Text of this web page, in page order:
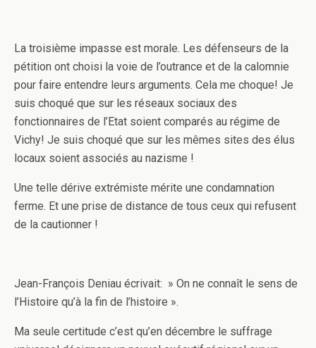
La troisième impasse est morale. Les défenseurs de la
pétition ont choisi la voie de l’outrance et de la calomnie
pour faire entendre leurs arguments. Cela me choque! Je
suis choqué que sur les réseaux sociaux des
fonctionnaires de l’Etat soient comparés au régime de
Vichy! Je suis choqué que sur les mêmes sites des élus
locaux soient associés au nazisme !
Une telle dérive extrémiste mérite une condamnation
ferme. Et une prise de distance de tous ceux qui refusent
de la cautionner !
Jean-François Deniau écrivait: » On ne connaît le sens de
l’Histoire qu’à la fin de l’histoire ».
Ma seule certitude c’est qu’en décembre le suffrage